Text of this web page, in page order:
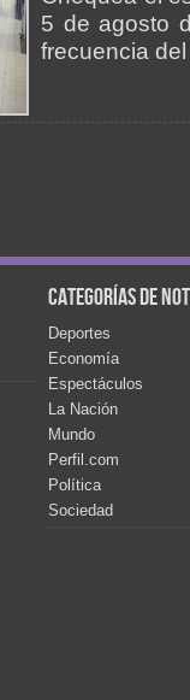
5 de agosto
frecuencia
Categorías de
Deportes
Economía
Espectáculos
La Nación
Mundo
Perfil.com
Política
Sociedad